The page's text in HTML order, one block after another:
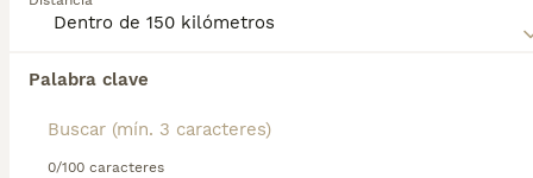
Palabra clave
0/100 caracteres
Canario
para obtener información sobre esta raza de perro.
Encontramos 0 Presa Canario Cachorros en
Si deseas exactamente esta búsqueda guarda tu
búsqueda y espera el resultado perfecto: